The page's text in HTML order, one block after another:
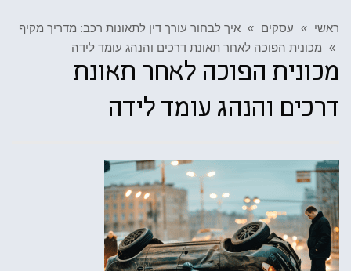
ראשי » עסקים » איך לבחור עורך דין לתאונות רכב: מדריך מקיף
» מכונית הפוכה לאחר תאונת דרכים והנהג עומד לידה
מכונית הפוכה לאחר תאונת
דרכים והנהג עומד לידה